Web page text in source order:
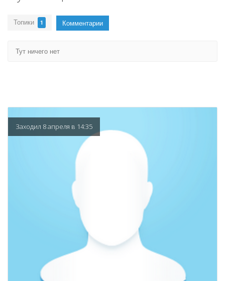
Топики 1 Комментарии
Тут ничего нет
Заходил 8 апреля в 14:35